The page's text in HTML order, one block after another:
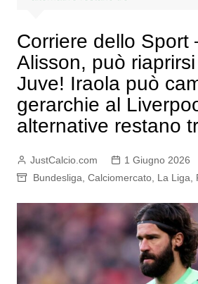
Corriere dello Sport
Alisson, può
Juve! Iraola può
gerarchie al
alternative restano
JustCalcio.com
1 Giugno 2026
Bundesliga Calciomercato, La Liga